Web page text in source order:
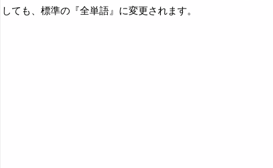
しても、標準の『全単語』に変更されます。